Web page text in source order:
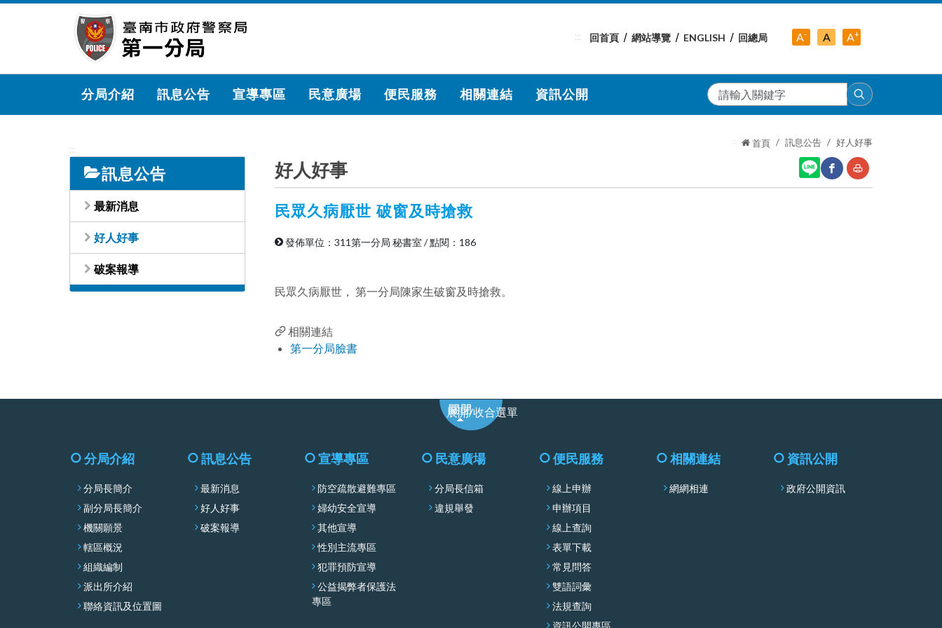
跳
內
::: 回首頁 網站導覽 ENGLISH 回總局 A-
級
A中
A+
級
分局介紹 訊息公告 宣導專區 民意廣場 便民服務 相關連結 資訊公開
搜
尋
:::
訊息公告
最新消息
好人好事
破案報導
::: 首頁 訊息公告 好人好事
好人好事
民眾久病厭世 破窗及時搶救
發佈單位：311第一分局 秘書室 /點閱：186
民眾久病厭世， 第一分局陳家生破窗及時搶救。
相關連結
第一分局臉書
展開/收合選單
分局介紹
分局長簡介
副分局長簡介
機關願景
轄區概況
組織編制
派出所介紹
聯絡資訊及位置圖
訊息公告
最新消息
好人好事
破案報導
宣導專區
防空疏散避難專區
婦幼安全宣導
其他宣導
性別主流專區
犯罪預防宣導
公益揭弊者保護法
專區
民意廣場
分局長信箱
違規舉發
便民服務
線上申辦
申辦項目
線上查詢
表單下載
常見問答
雙語詞彙
法規查詢
相關連結
網網相連
資訊公開
政府公開資訊